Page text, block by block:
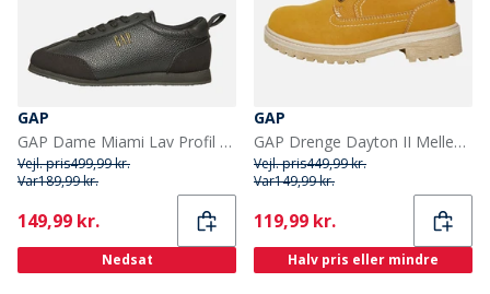
GAP
GAP Dame Miami Lav Profil Træningssko Sort
Vejl. pris499,99 kr.
Var189,99 kr.
Current
149,99 kr.
Nedsat
GAP
GAP Drenge Dayton II Mellem Lace Støvler Gul Royal
Vejl. pris449,99 kr.
Var149,99 kr.
Current
119,99 kr.
Halv pris eller mindre